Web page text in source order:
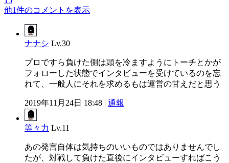
他1件のコメントを表示
ナナシ Lv.30
プロですら負けた側は頭を冷ますようにトーチとかが
フォローした状態でインタビューを受けているのを忘
れて、一般人にそれを求めるもは運営の甘えだと思う
2019年11月24日 18:48 | 通報
等々力 Lv.11
あの発言自体は気持ちのいいものではありませんでし
たが、対戦して負けた直後にインタビューすればこう